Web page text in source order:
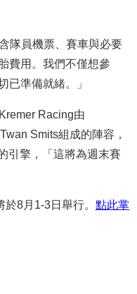
隊員機票、賽車與必要
費用。我們不僅想參
已準備就緒。」
Racing由
Smits組成的陣容，
引擎，「這將為週末賽
8月1-3日舉行。 點此掌